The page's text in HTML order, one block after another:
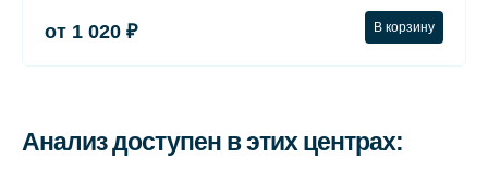
от 1 020 ₽ В корзину
Анализ доступен в этих центрах: